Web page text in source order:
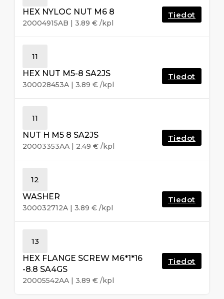
HEX NYLOC NUT M6 8
20004915AB | 3.89 € /kpl
Tiedot
11
HEX NUT M5-8 SA2JS
300028453A | 3.89 € /kpl
Tiedot
11
NUT H M5 8 SA2JS
20003353AA | 2.49 € /kpl
Tiedot
12
WASHER
300032712A | 3.89 € /kpl
Tiedot
13
HEX FLANGE SCREW M6*1*16
-8.8 SA4GS
20005542AA | 3.89 € /kpl
Tiedot